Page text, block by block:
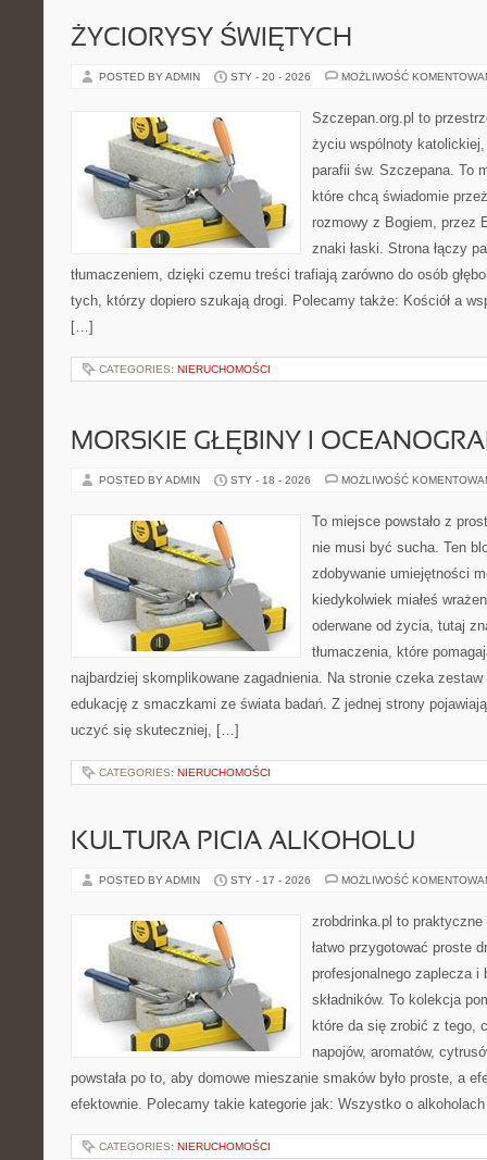
ŻYCIORYSY ŚWIĘTYCH
POSTED BY ADMIN STY - 20 - 2026 MOŻLIWOŚĆ
Szczepan.org.pl to
życiu wspólnoty
parafii św. Szczepana. To
które chcą świadomie
rozmowy z Bogiem, przez
znaki łaski. Strona łączy
tłumaczeniem, dzięki czemu treści trafiają zarówno do osób
tych, którzy dopiero szukają drogi. Polecamy także: Kościół a
[…]
CATEGORIES: NIERUCHOMOŚCI
MORSKIE GŁĘBINY I
POSTED BY ADMIN STY - 18 - 2026 MOŻLIWOŚĆ
To miejsce powstało z
nie musi być sucha. Ten
zdobywanie umiejętności
kiedykolwiek miałeś
oderwane od życia, tutaj
tłumaczenia, które
najbardziej skomplikowane zagadnienia. Na stronie czeka
edukację z smaczkami ze świata badań. Z jednej strony
uczyć się skuteczniej, […]
CATEGORIES: NIERUCHOMOŚCI
KULTURA PICIA ALKOHOLU
POSTED BY ADMIN STY - 17 - 2026 MOŻLIWOŚĆ
zrobdrinka.pl to
łatwo przygotować proste
profesjonalnego zaplecza i
składników. To kolekcja
które da się zrobić z tego,
napojów, aromatów,
powstała po to, aby domowe mieszanie smaków było proste, a
efektownie. Polecamy takie kategorie jak: Wszystko o
CATEGORIES: NIERUCHOMOŚCI